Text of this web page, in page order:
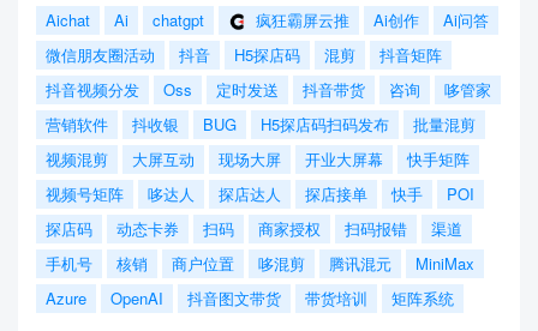
Aichat Ai chatgpt 疯狂霸屏云推 Ai创作
Ai问答
微信朋友圈活动
抖音 H5探店码 混剪
抖音矩阵
抖音视频分发
Oss 定时发送 抖音带货 咨询
哆管家
营销软件
抖收银 BUG H5探店码扫码发布
批量混剪
视频混剪
大屏互动 现场大屏 开业大屏幕
快手矩阵
视频号矩阵
哆达人 探店达人 探店接单 快手
POI
探店码
动态卡券 扫码 商家授权 扫码报错
渠道
手机号
核销 商户位置 哆混剪 腾讯混元
MiniMax
Azure
OpenAI 抖音图文带货 带货培训 矩阵系统